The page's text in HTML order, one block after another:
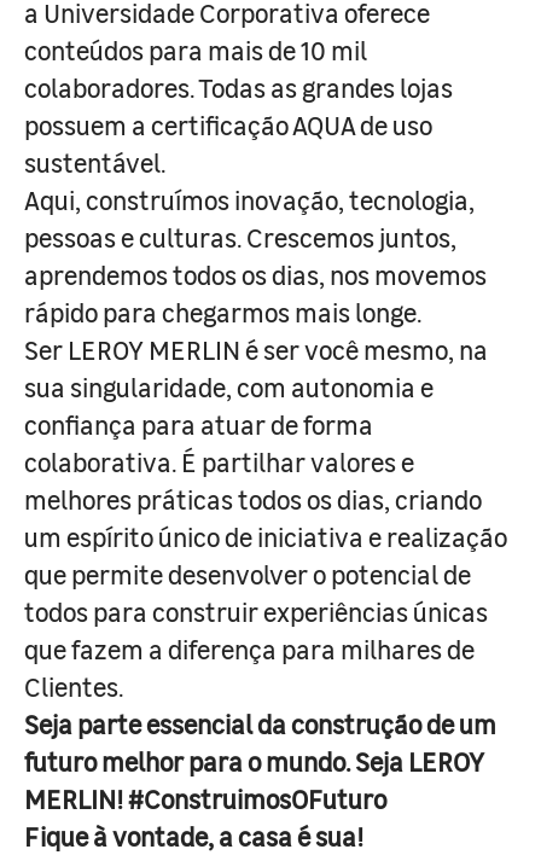
a Universidade Corporativa oferece
conteúdos para mais de 10 mil
colaboradores. Todas as grandes lojas
possuem a certificação AQUA de uso
sustentável.
Aqui, construímos inovação, tecnologia,
pessoas e culturas. Crescemos juntos,
aprendemos todos os dias, nos movemos
rápido para chegarmos mais longe.
Ser LEROY MERLIN é ser você mesmo, na
sua singularidade, com autonomia e
confiança para atuar de forma
colaborativa. É partilhar valores e
melhores práticas todos os dias, criando
um espírito único de iniciativa e realização
que permite desenvolver o potencial de
todos para construir experiências únicas
que fazem a diferença para milhares de
Clientes.
Seja parte essencial da construção de um
futuro melhor para o mundo. Seja LEROY
MERLIN! #ConstruimosOFuturo
Fique à vontade, a casa é sua!